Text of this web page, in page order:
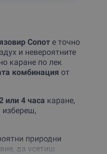
Сопоте точно
и невероятните
каране по лек
комбинация от
или 4 часа каране,
избереш,
природни
да усетиш